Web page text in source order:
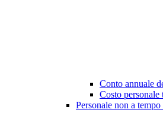
Conto annuale
Costo
Personale non a